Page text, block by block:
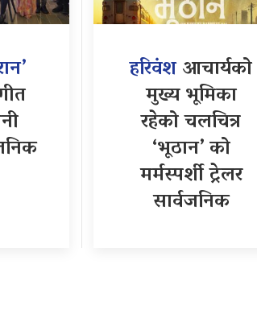
हरिवंशआचार्यको
मुख्य भूमिका
रहेको चलचित्र
‘भूठान’ को
मर्मस्पर्शी ट्रेलर
सार्वजनिक